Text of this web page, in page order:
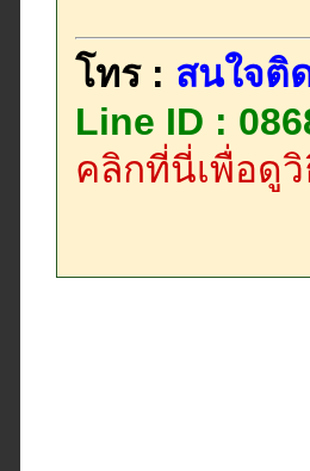
โทร : สนใจติ
Line ID :
คลิกที่นี่เพื่อดูวิ